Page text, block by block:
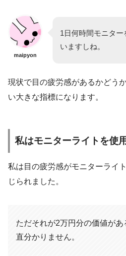
maipyon
1日何時間モニタ
いますしね。
現状で目の疲労感があるかどう
い大きな指標になります。
私はモニターライトを使
私は目の疲労感がモニターライ
じられました。
ただそれが2万円分の価値が
直分かりません。